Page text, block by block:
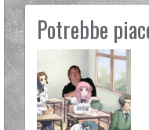
Potrebbe